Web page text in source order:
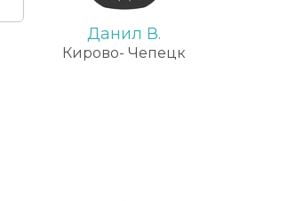
Данил В.
Кирово- Чепецк